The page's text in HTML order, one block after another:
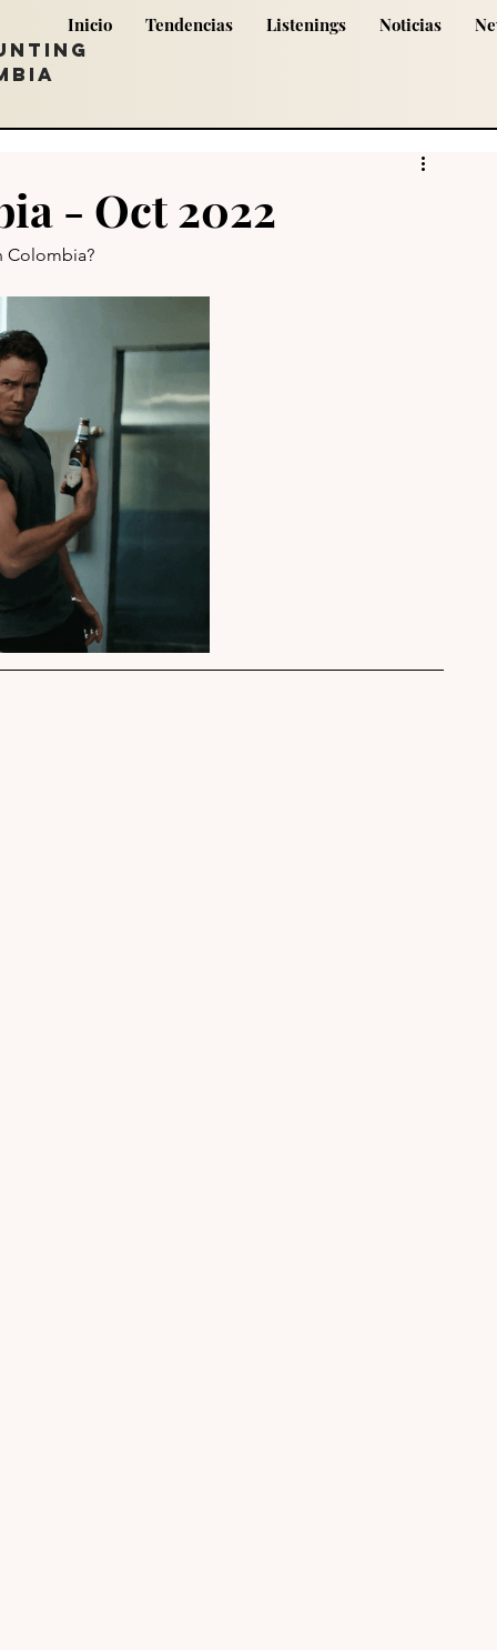
Inicio Tendencias Listenings Noticias
- Oct 2022
Colombia?